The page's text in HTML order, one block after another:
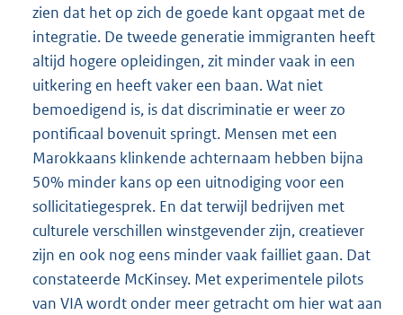
zien dat het op zich de goede kant opgaat met de
integratie. De tweede generatie immigranten heeft
altijd hogere opleidingen, zit minder vaak in een
uitkering en heeft vaker een baan. Wat niet
bemoedigend is, is dat discriminatie er weer zo
pontificaal bovenuit springt. Mensen met een
Marokkaans klinkende achternaam hebben bijna
50% minder kans op een uitnodiging voor een
sollicitatiegesprek. En dat terwijl bedrijven met
culturele verschillen winstgevender zijn, creatiever
zijn en ook nog eens minder vaak failliet gaan. Dat
constateerde McKinsey. Met experimentele pilots
van VIA wordt onder meer getracht om hier wat aan